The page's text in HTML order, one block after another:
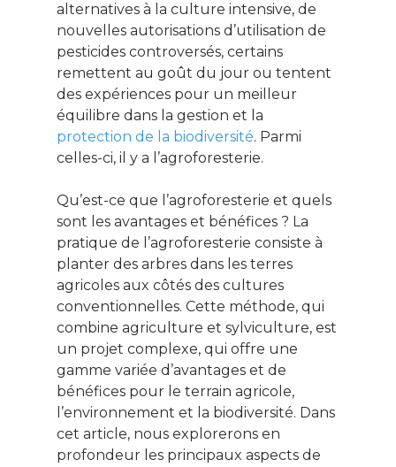
alternatives à la culture intensive, de
nouvelles autorisations d’utilisation de
pesticides controversés, certains
remettent au goût du jour ou tentent
des expériences pour un meilleur
équilibre dans la gestion et la
protection de la biodiversité. Parmi
celles-ci, il y a l’agroforesterie.
Qu’est-ce que l’agroforesterie et quels
sont les avantages et bénéfices ? La
pratique de l’agroforesterie consiste à
planter des arbres dans les terres
agricoles aux côtés des cultures
conventionnelles. Cette méthode, qui
combine agriculture et sylviculture, est
un projet complexe, qui offre une
gamme variée d’avantages et de
bénéfices pour le terrain agricole,
l’environnement et la biodiversité. Dans
cet article, nous explorerons en
profondeur les principaux aspects de